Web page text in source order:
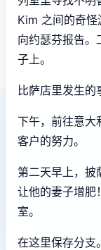
Kim 之间的奇怪
向约瑟芬报告。
子上。
比萨店里发生的
下午，前往意大
客户的努力。
第二天早上，披
让他的妻子增肥
室。
在这里保存分支。